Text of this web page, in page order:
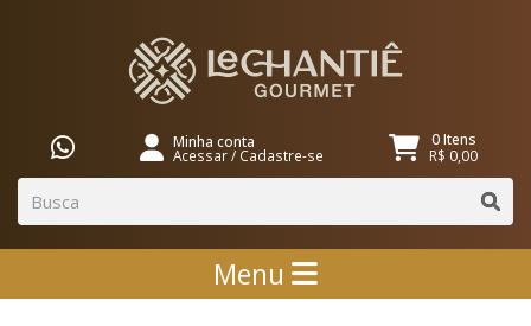
Minha conta
Acessar/ Cadastre-se
0 Itens
R$ 0,00
Menu